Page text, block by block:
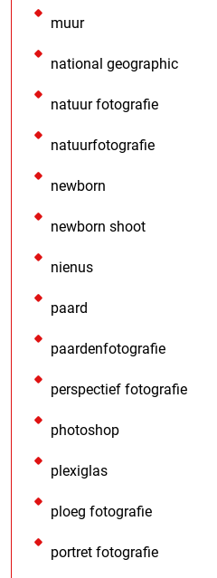
muur
national geographic
natuur fotografie
natuurfotografie
newborn
newborn shoot
nienus
paard
paardenfotografie
perspectief fotografie
photoshop
plexiglas
ploeg fotografie
portret fotografie